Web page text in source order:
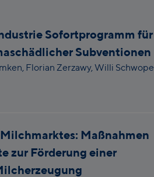
Sofortprogramm für
Subventionen
Florian Zerzawy,Willi Schwope
Maßnahmen
zur Förderung einer